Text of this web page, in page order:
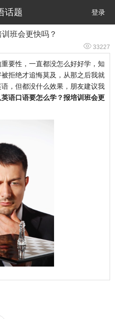
话题 登录
班会更快吗？
 33227
要性，一直都没怎么好好学，知
拒绝才追悔莫及，从那之后我就
，但都没什么效果，朋友建议我
英语口语要怎么学？报培训班会更